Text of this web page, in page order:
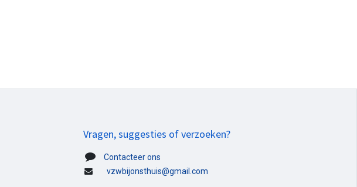
Vragen, suggesties of verzoeken?
Contacteer ons
vzwbijonsthuis@gmail.com